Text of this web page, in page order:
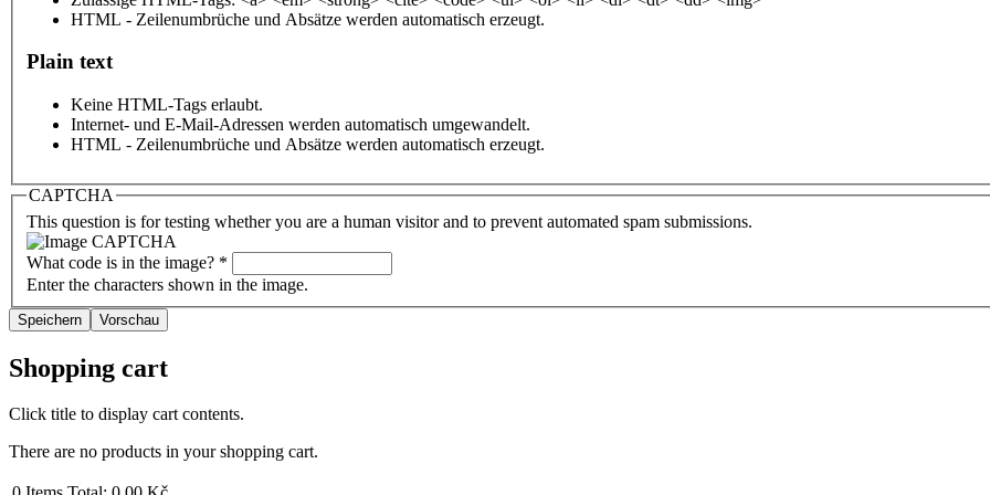
HTML - Zeilenumbrüche und Absätze werden automatisch erzeugt.
Plain text
Keine HTML-Tags erlaubt.
Internet- und E-Mail-Adressen werden automatisch umgewandelt.
HTML - Zeilenumbrüche und Absätze werden automatisch erzeugt.
CAPTCHA
This question is for testing whether you are a human visitor and to prevent automated spam submissions.
What code is in the image? *
Enter the characters shown in the image.
Shopping cart
Click title to display cart contents.
There are no products in your shopping cart.